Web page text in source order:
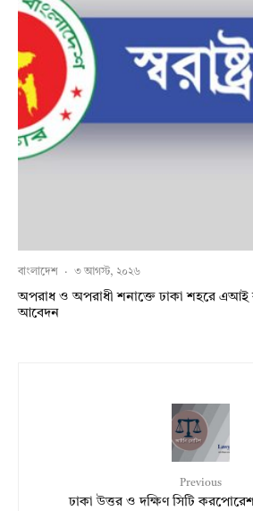
বাংলাদেশ · ৩ আগস্ট, ২০২৬
অপরাধ ও অপরাধী শনাক্তে ঢাকা শহরে এআই
আবেদন
Previous
ঢাকা উত্তর ও দক্ষিণ সিটি